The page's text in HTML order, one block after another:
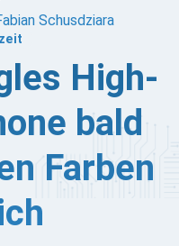
Schusdziara
High-
bald
Farben